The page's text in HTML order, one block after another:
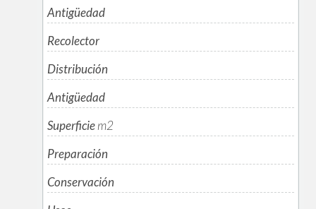
Antigüedad
Recolector
Distribución
Antigüedad
Superficiem2
Preparación
Conservación